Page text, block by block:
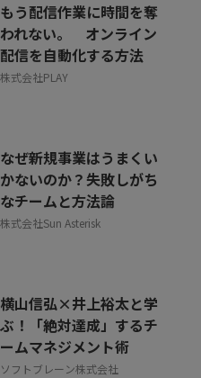
もう配信作業に時間を奪
われない。 オンライン
配信を自動化する方法
株式会社PLAY
なぜ新規事業はうまくい
かないのか？失敗しがち
なチームと方法論
株式会社Sun Asterisk
横山信弘×井上裕太と学
ぶ！「絶対達成」するチ
ームマネジメント術
ソフトブレーン株式会社